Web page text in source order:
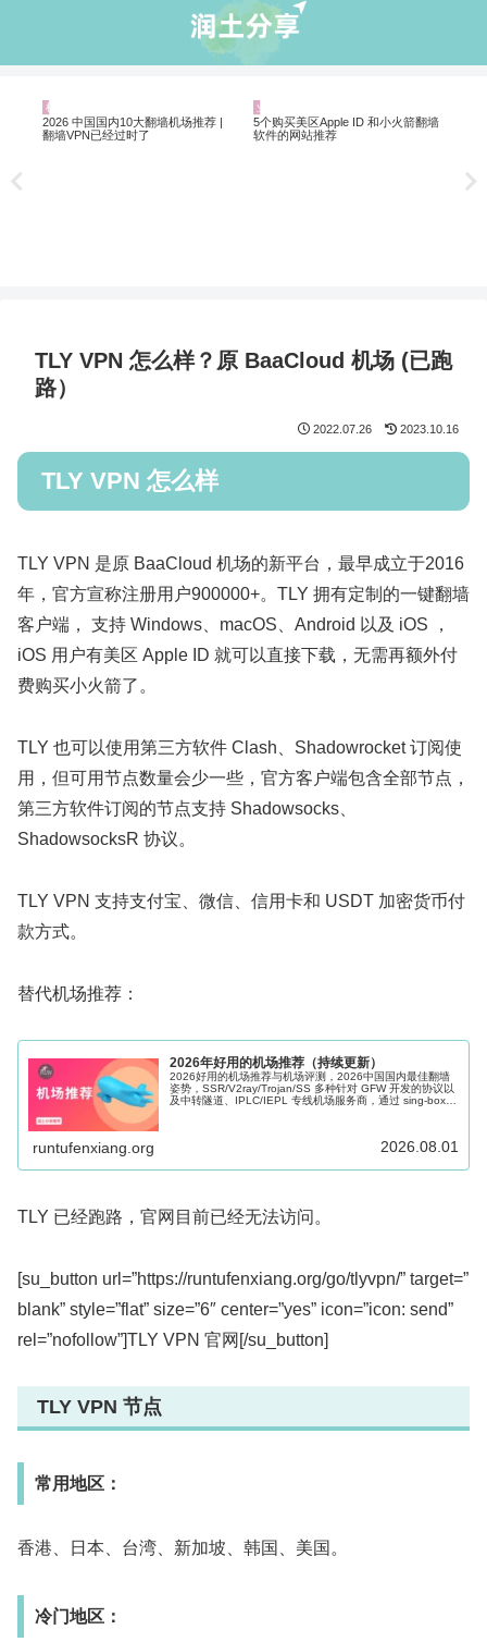
机场推荐 业界资讯
TLY VPN 怎么样？原 BaaCloud 机场 (已跑
路）
2022.07.26 2023.10.16
TLY VPN 怎么样
TLY VPN 是原 BaaCloud 机场的新平台，最早成立于2016
年，官方宣称注册用户900000+。TLY 拥有定制的一键翻墙
客户端， 支持 Windows、macOS、Android 以及 iOS ，
iOS 用户有美区 Apple ID 就可以直接下载，无需再额外付
费购买小火箭了。
TLY 也可以使用第三方软件 Clash、Shadowrocket 订阅使
用，但可用节点数量会少一些，官方客户端包含全部节点，
第三方软件订阅的节点支持 Shadowsocks、
ShadowsocksR 协议。
TLY VPN 支持支付宝、微信、信用卡和 USDT 加密货币付
款方式。
替代机场推荐：
2026年好用的机场推荐（持续更新）
2026好用的机场推荐与机场评测，2026中国国内最佳翻墙
姿势，SSR/V2ray/Trojan/SS 多种针对 GFW 开发的协议以
及中转隧道、IPLC/IEPL 专线机场服务商，通过 sing-box、
runtufenxiang.org 2026.08.01
TLY 已经跑路，官网目前已经无法访问。
[su_button url=”https://runtufenxiang.org/go/tlyvpn/” target=”
blank” style=”flat” size=”6″ center=”yes” icon=”icon: send”
rel=”nofollow”]TLY VPN 官网[/su_button]
TLY VPN 节点
常用地区：
香港、日本、台湾、新加坡、韩国、美国。
冷门地区：